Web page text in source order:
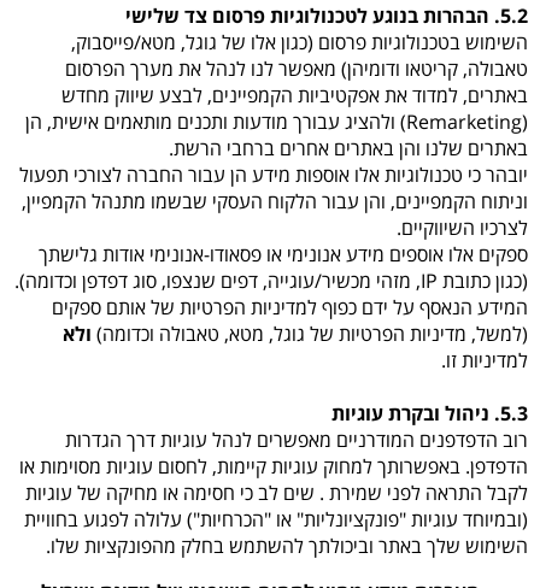
5.2. הבהרות בנוגע לטכנולוגיות פרסום צד שלישי
השימוש בטכנולוגיות פרסום (כגון אלו של גוגל, מטא/פייסבוק,
טאבולה, קריטאו ודומיהן) מאפשר לנו לנהל את מערך הפרסום
באתרים, למדוד את אפקטיביות הקמפיינים, לבצע שיווק מחדש
(Remarketing) ולהציג עבורך מודעות ותכנים מותאמים אישית, הן
באתרים שלנו והן באתרים אחרים ברחבי הרשת.
יובהר כי טכנולוגיות אלו אוספות מידע הן עבור החברה לצורכי תפעול
וניתוח הקמפיינים, והן עבור הלקוח העסקי שבשמו מתנהל הקמפיין,
לצרכיו השיווקיים.
ספקים אלו אוספים מידע אנונימי או פסאודו-אנונימי אודות גלישתך
(כגון כתובת IP, מזהי מכשיר/עוגייה, דפים שנצפו, סוג דפדפן וכדומה).
המידע הנאסף על ידם כפוף למדיניות הפרטיות של אותם ספקים
(למשל, מדיניות הפרטיות של גוגל, מטא, טאבולה וכדומה) ולא
למדיניות זו.
5.3. ניהול ובקרת עוגיות
רוב הדפדפנים המודרניים מאפשרים לנהל עוגיות דרך הגדרות
הדפדפן. באפשרותך למחוק עוגיות קיימות, לחסום עוגיות מסוימות או
לקבל התראה לפני שמירת . שים לב כי חסימה או מחיקה של עוגיות
(ובמיוחד עוגיות "פונקציונליות" או "הכרחיות") עלולה לפגוע בחוויית
השימוש שלך באתר וביכולתך להשתמש בחלק מהפונקציות שלו.